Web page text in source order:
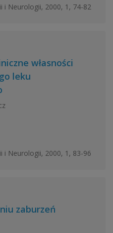
i Neurologii, 2000, 1, 74-82
własności
leku
i Neurologii, 2000, 1, 83-96
zaburzeń